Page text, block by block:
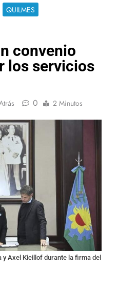
QUILMES
convenio
los servicios
0 2 Minutos
Axel Kicillof durante la firma del